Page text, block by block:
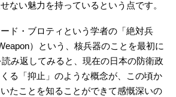
ない魅力を持っているという点です。
ド・ブロティという学者の「絶対兵
）という、核兵器のことを最初に
み返してみると、現在の日本の防衛政
る「抑止」のような概念が、この頃か
たことを知ることができて感慨深いの